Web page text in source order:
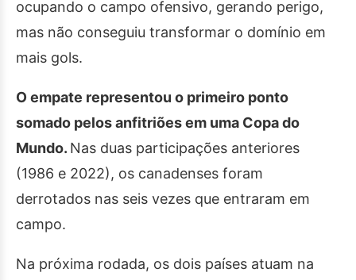
ocupando o campo ofensivo, gerando perigo,
mas não conseguiu transformar o domínio em
mais gols.
O empate representou o primeiro ponto
somado pelos anfitriões em uma Copa do
Mundo. Nas duas participações anteriores
(1986 e 2022), os canadenses foram
derrotados nas seis vezes que entraram em
campo.
Na próxima rodada, os dois países atuam na